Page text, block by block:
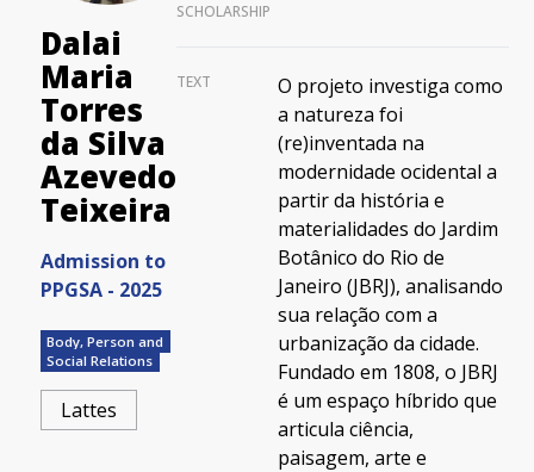
Dalai
Maria
Torres
da Silva
Azevedo
Teixeira
Admission to
PPGSA - 2025
Body, Person and
Social Relations
Lattes
SCHOLARSHIP
TEXT
O projeto investiga como
a natureza foi
(re)inventada na
modernidade ocidental a
partir da história e
materialidades do Jardim
Botânico do Rio de
Janeiro (JBRJ), analisando
sua relação com a
urbanização da cidade.
Fundado em 1808, o JBRJ
é um espaço híbrido que
articula ciência,
paisagem, arte e